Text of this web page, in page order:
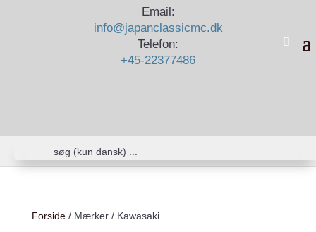
Email:
info@japanclassicmc.dk
Telefon:
+45-22377486
Forside/ Mærker / Kawasaki